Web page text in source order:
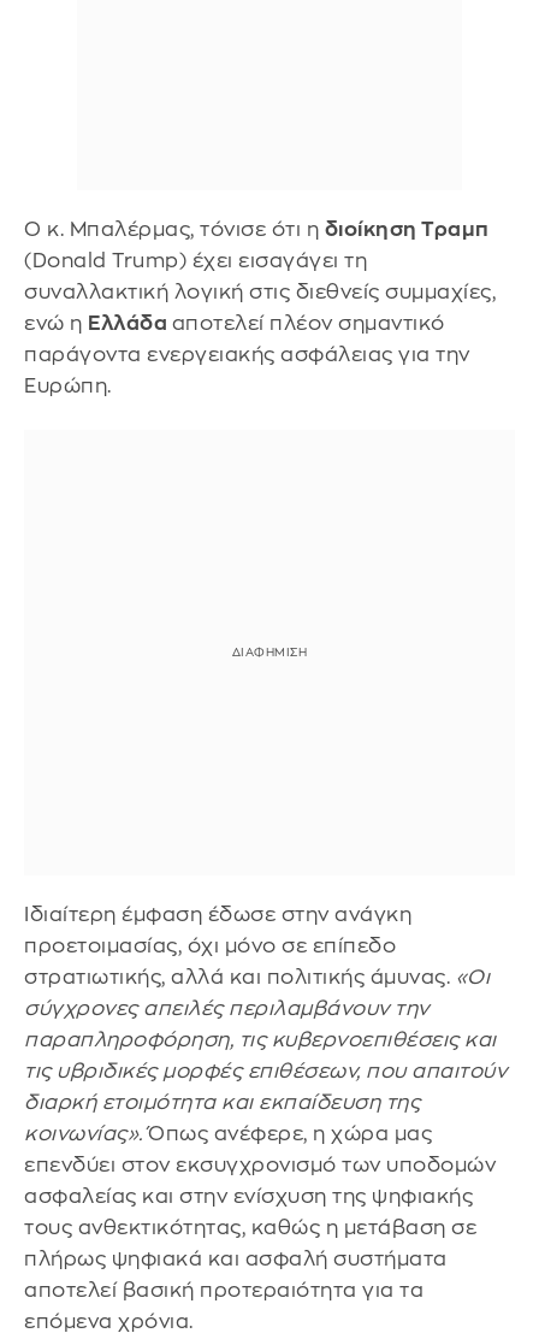
Ο κ. Μπαλέρμας, τόνισε ότι η διοίκηση Τραμπ
(Donald Trump) έχει εισαγάγει τη
συναλλακτική λογική στις διεθνείς συμμαχίες,
ενώ η Ελλάδα αποτελεί πλέον σημαντικό
παράγοντα ενεργειακής ασφάλειας για την
Ευρώπη.
Ιδιαίτερη έμφαση έδωσε στην ανάγκη
προετοιμασίας, όχι μόνο σε επίπεδο
στρατιωτικής, αλλά και πολιτικής άμυνας. «Οι
σύγχρονες απειλές περιλαμβάνουν την
παραπληροφόρηση, τις κυβερνοεπιθέσεις και
τις υβριδικές μορφές επιθέσεων, που απαιτούν
διαρκή ετοιμότητα και εκπαίδευση της
κοινωνίας».Όπως ανέφερε, η χώρα μας
επενδύει στον εκσυγχρονισμό των υποδομών
ασφαλείας και στην ενίσχυση της ψηφιακής
τους ανθεκτικότητας, καθώς η μετάβαση σε
πλήρως ψηφιακά και ασφαλή συστήματα
αποτελεί βασική προτεραιότητα για τα
επόμενα χρόνια.